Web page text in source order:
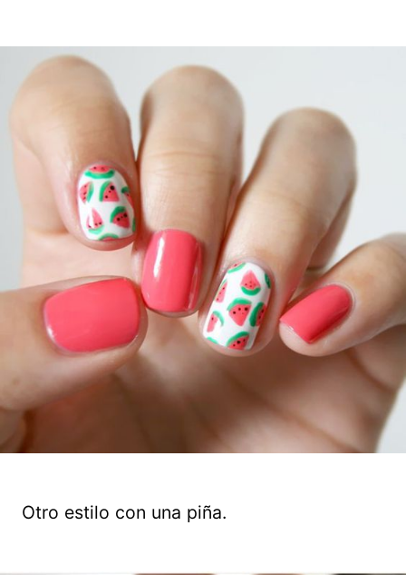
Otro estilo con una piña.